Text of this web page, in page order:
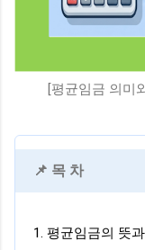
[평균임금 의미
📌 목 차
1. 평균임금의 뜻